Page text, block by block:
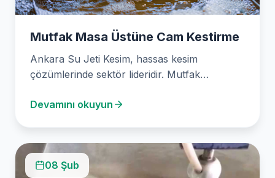
Mutfak Masa Üstüne Cam Kestirme
Ankara Su Jeti Kesim, hassas kesim
çözümlerinde sektör lideridir. Mutfak
Devamını okuyun
08 Şub